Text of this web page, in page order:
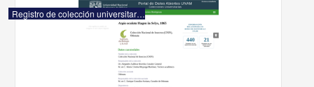
Registro de colección universitaria